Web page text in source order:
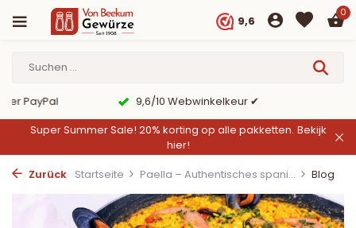
9,6
0
PayPal
9,6/10 Webwinkelkeur ✔
Super Summer Sale! 20% korting op alle pakketten. Bekijk
hier!
Zurück Startseite Paella – Authentisches spani... Blog